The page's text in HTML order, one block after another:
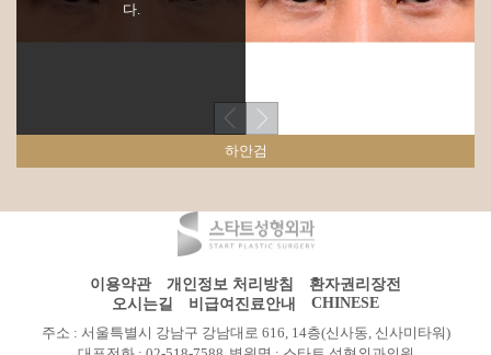
다.
하안검
이용약관 개인정보 처리방침
환자권리장전
오시는길
비급여진료안내
CHINESE
주소 : 서울특별시 강남구 강남대로 616, 14층(신사동, 신사미타워)